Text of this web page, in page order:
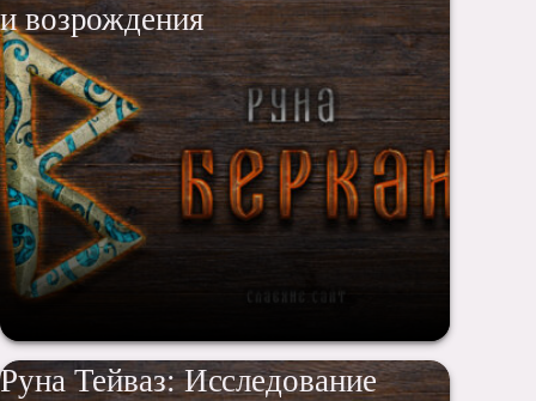
и возрождения
Руна Тейваз: Исследование